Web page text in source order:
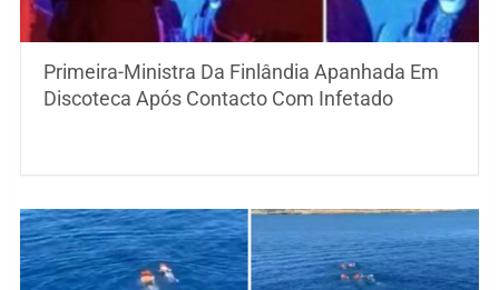
Primeira-Ministra Da Finlândia Apanhada Em
Discoteca Após Contacto Com Infetado